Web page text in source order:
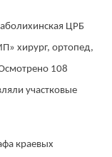
ЦРБ
хирург, ортопед,
108
участковые
краевых